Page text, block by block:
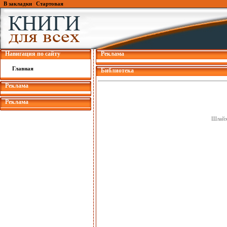
В закладки Стартовая
Навигация по сайту
Главная
Реклама
Реклама
Реклама
Библиотека